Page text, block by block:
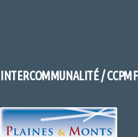
INTERCOMMUNALITÉ / CCPMF